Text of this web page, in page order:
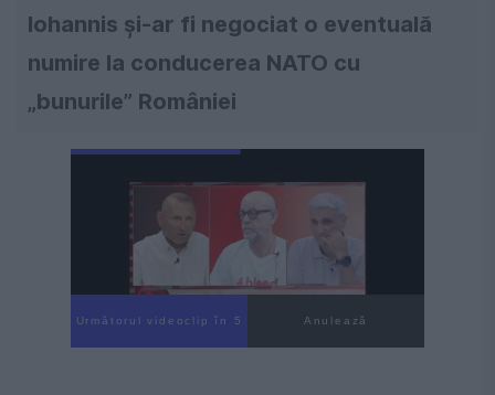
Iohannis și-ar fi negociat o eventuală
numire la conducerea NATO cu
„bunurile” României
Următorul videoclip în 3 Anulează